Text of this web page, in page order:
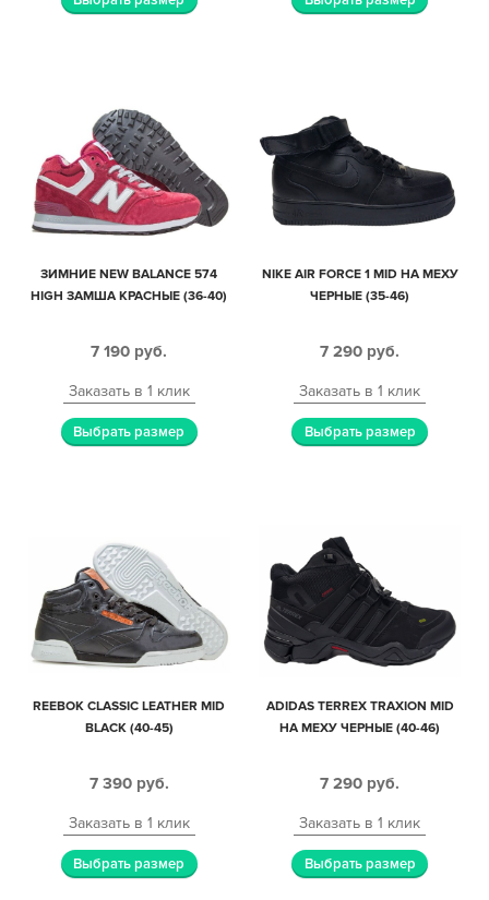
ЗИМНИЕ NEW BALANCE 574
HIGH ЗАМША КРАСНЫЕ (36-40)
7 190 руб.
Заказать в 1 клик
Выбрать размер
NIKE AIR FORCE 1 MID НА МЕХУ
ЧЕРНЫЕ (35-46)
7 290 руб.
Заказать в 1 клик
Выбрать размер
REEBOK CLASSIC LEATHER MID
BLACK (40-45)
7 390 руб.
Заказать в 1 клик
Выбрать размер
ADIDAS TERREX TRAXION MID
НА МЕХУ ЧЕРНЫЕ (40-46)
7 290 руб.
Заказать в 1 клик
Выбрать размер